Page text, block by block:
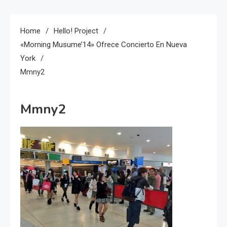
Home
Hello! Project
«Morning Musume’14» Ofrece Concierto En Nueva
York
Mmny2
Mmny2